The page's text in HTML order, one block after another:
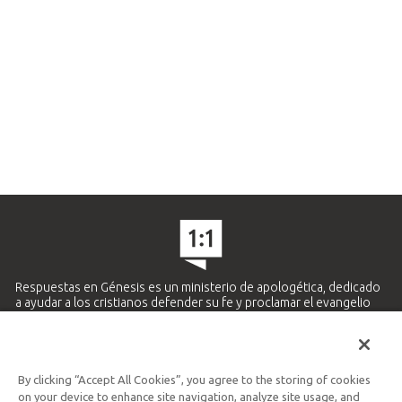
Respuestas en Génesis es un ministerio de apologética, dedicado
a ayudar a los cristianos defender su fe y proclamar el evangelio
Ministerio Hispano y Latinoamericano
By clicking “Accept All Cookies”, you agree to the storing of cookies
on your device to enhance site navigation, analyze site usage, and